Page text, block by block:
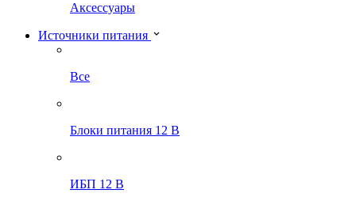
Аксессуары
Источники питания
Все
Блоки питания 12 В
ИБП 12 В